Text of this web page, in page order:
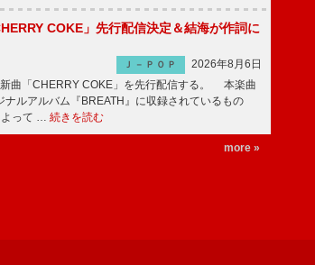
COKE」先行配信決定＆結海が作詞に
Ｊ－ＰＯＰ
2026年8月6日
曲「CHERRY COKE」を先行配信する。 本楽曲
ルアルバム『BREATH』に収録されているもの
よって … 続きを読む
more »